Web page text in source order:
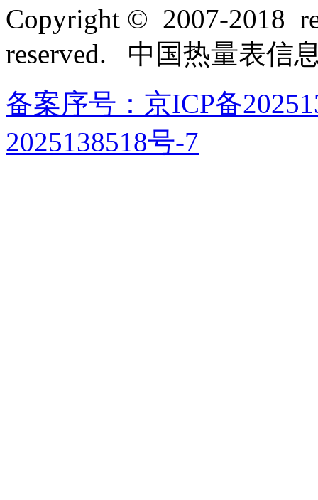
Copyright © 2007-2018
reserved. 中国热量表信
备案序号：京ICP备
2025138518号-7